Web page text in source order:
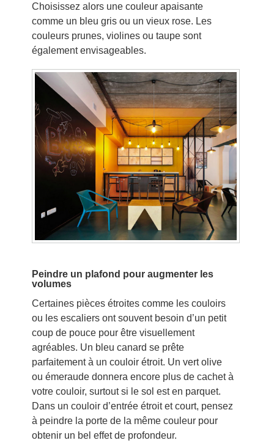
Choisissez alors une couleur apaisante
comme un bleu gris ou un vieux rose. Les
couleurs prunes, violines ou taupe sont
également envisageables.
Peindre un plafond pour augmenter les
volumes
Certaines pièces étroites comme les couloirs
ou les escaliers ont souvent besoin d’un petit
coup de pouce pour être visuellement
agréables. Un bleu canard se prête
parfaitement à un couloir étroit. Un vert olive
ou émeraude donnera encore plus de cachet à
votre couloir, surtout si le sol est en parquet.
Dans un couloir d’entrée étroit et court, pensez
à peindre la porte de la même couleur pour
obtenir un bel effet de profondeur.